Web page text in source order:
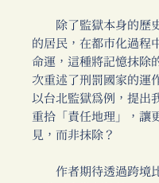
除了監獄本身的歷
的居民，在都市化過程
命運，這種將記憶抹除
次重述了刑罰國家的運
以台北監獄為例，提出
重拾「責任地理」，讓
見，而非抹除？
作者期待透過跨境比